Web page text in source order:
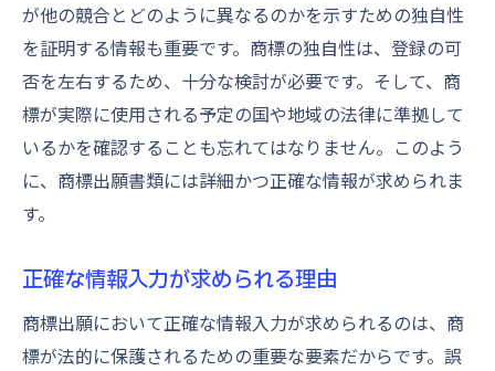
が他の競合とどのように異なるのかを示すための独自性
を証明する情報も重要です。商標の独自性は、登録の可
否を左右するため、十分な検討が必要です。そして、商
標が実際に使用される予定の国や地域の法律に準拠して
いるかを確認することも忘れてはなりません。このよう
に、商標出願書類には詳細かつ正確な情報が求められま
す。
正確な情報入力が求められる理由
商標出願において正確な情報入力が求められるのは、商
標が法的に保護されるための重要な要素だからです。誤